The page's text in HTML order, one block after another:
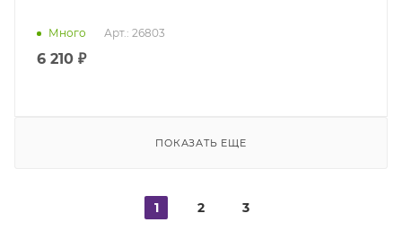
Много Арт.: 26803
6 210 ₽
ПОКАЗАТЬ ЕЩЕ
1 2 3